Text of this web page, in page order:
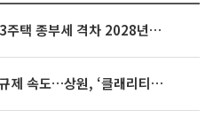
종부세 개편에도…1·3주택 종부세 격차 2028년부터 확대
미국, 가상자산 포괄 규제 속도…상원, ‘클래리티법’ 9월 절차투표 추진